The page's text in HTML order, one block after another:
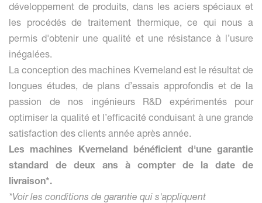
développement de produits, dans les aciers spéciaux et
les procédés de traitement thermique, ce qui nous a
permis d'obtenir une qualité et une résistance à l’usure
inégalées.
La conception des machines Kverneland est le résultat de
longues études, de plans d’essais approfondis et de la
passion de nos ingénieurs R&D expérimentés pour
optimiser la qualité et l’efficacité conduisant à une grande
satisfaction des clients année après année.
Les machines Kverneland bénéficient d'une garantie
standard de deux ans à compter de la date de
livraison*.
*Voir les conditions de garantie qui s'appliquent